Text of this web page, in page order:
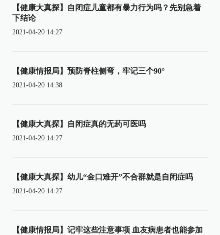
【健康大真探】自闭症儿童都有暴力行为吗？先别急着
下结论
2021-04-20 14:27
【健康情报局】预防脊柱侧弯，牢记三个90°
2021-04-20 14:38
【健康大真探】自闭症真的无药可医吗
2021-04-20 14:27
【健康大真探】幼儿“金口难开”不合群就是自闭症吗
2021-04-20 14:27
【健康情报局】记牢这些注意事项 血友病患者也能参加